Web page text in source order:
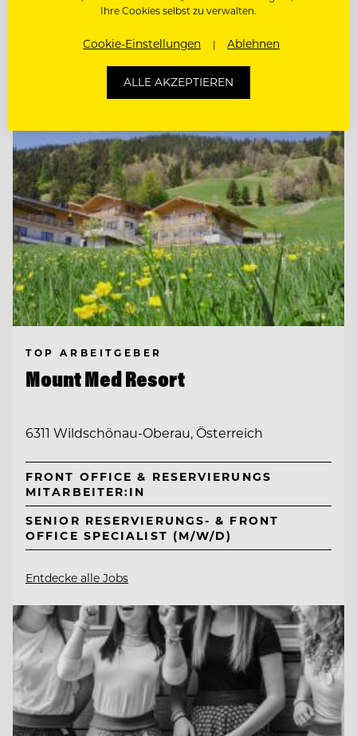
Entdecke alle Jobs
TOP ARBEITGEBER
Mount Med Resort
6311 Wildschönau-Oberau, Österreich
FRONT OFFICE & RESERVIERUNGS
MITARBEITER:IN
SENIOR RESERVIERUNGS- & FRONT
OFFICE SPECIALIST (M/W/D)
Entdecke alle Jobs
Ihre Cookies selbst zu verwalten.
Cookie-Einstellungen Ablehnen
ALLE AKZEPTIEREN